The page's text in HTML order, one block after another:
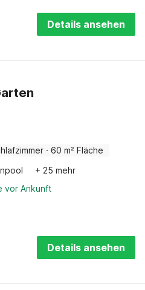
Details ansehen
· 60 m² Fläche
+ 25 mehr
vor Ankunft
Details ansehen